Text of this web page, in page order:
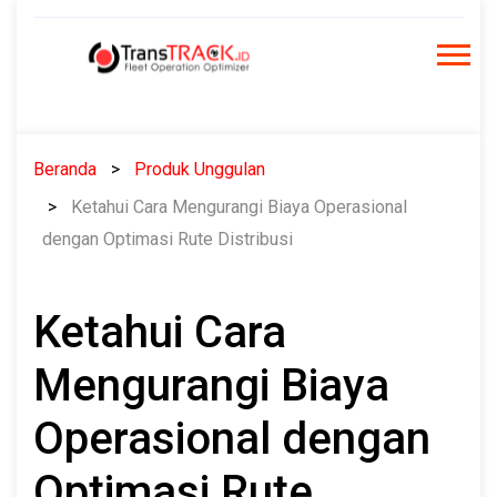
Beranda
Produk Unggulan
Ketahui Cara Mengurangi Biaya Operasional
dengan Optimasi Rute Distribusi
Ketahui Cara
Mengurangi Biaya
Operasional dengan